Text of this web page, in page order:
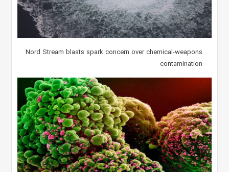
Nord Stream blasts spark concern over chemical-weapons
contamination